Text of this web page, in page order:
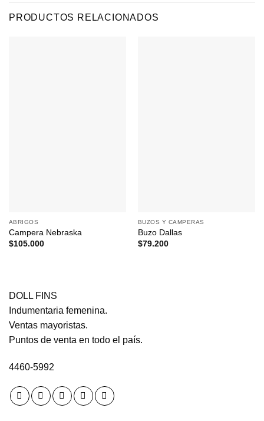
PRODUCTOS RELACIONADOS
ABRIGOS
Campera Nebraska
$105.000
BUZOS Y CAMPERAS
Buzo Dallas
$79.200
DOLL FINS
Indumentaria femenina.
Ventas mayoristas.
Puntos de venta en todo el país.
4460-5992